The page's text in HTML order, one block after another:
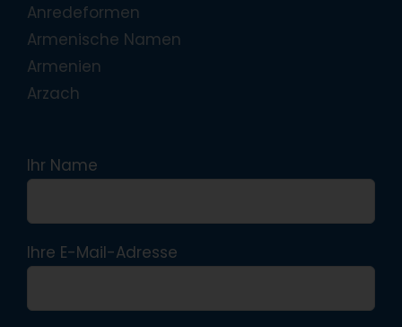
Anredeformen
Armenische Namen
Armenien
Arzach
Ihr Name
Ihre E-Mail-Adresse